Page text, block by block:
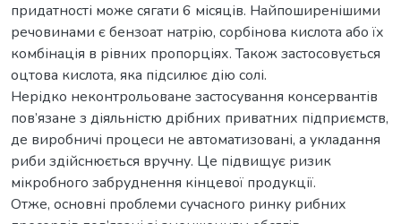
придатності може сягати 6 місяців. Найпоширенішими
речовинами є бензоат натрію, сорбінова кислота або їх
комбінація в рівних пропорціях. Також застосовується
оцтова кислота, яка підсилює дію солі.
Нерідко неконтрольоване застосування консервантів
пов’язане з діяльністю дрібних приватних підприємств,
де виробничі процеси не автоматизовані, а укладання
риби здійснюється вручну. Це підвищує ризик
мікробного забруднення кінцевої продукції.
Отже, основні проблеми сучасного ринку рибних